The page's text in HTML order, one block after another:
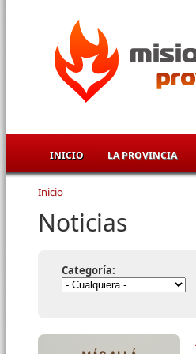
INICIO LA PROVINCIA
Se encuentra usted
Inicio
Noticias
Categoría: